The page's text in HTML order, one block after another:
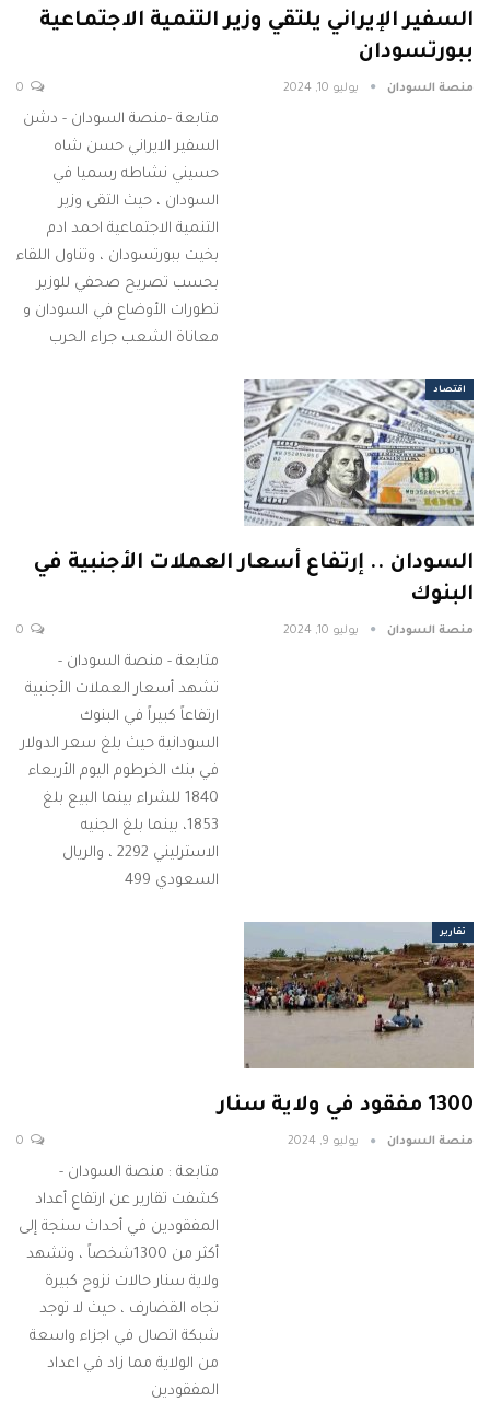
السفير الإيراني يلتقي وزير التنمية الاجتماعية
ببورتسودان
منصة السودان يوليو 10, 2024
متابعة -منصة السودان - دشن
السفير الايراني حسن شاه
حسيني نشاطه رسميا في
السودان ، حيث التقى وزير
التنمية الاجتماعية احمد ادم
بخيت ببورتسودان ، وتناول اللقاء
بحسب تصريح صحفي للوزير
تطورات الأوضاع في السودان و
معاناة الشعب جراء الحرب
اقتصاد
السودان .. إرتفاع أسعار العملات الأجنبية في
البنوك
منصة السودان يوليو 10, 2024
متابعة - منصة السودان -
تشهد أسعار العملات الأجنبية
ارتفاعاً كبيراً في البنوك
السودانية حيث بلغ سعر الدولار
في بنك الخرطوم اليوم الأربعاء
1840 للشراء بينما البيع بلغ
1853، بينما بلغ الجنيه
الاسترليني 2292 ، والريال
السعودي 499
تقارير
1300 مفقود في ولاية سنار
منصة السودان يوليو 9, 2024
متابعة : منصة السودان -
كشفت تقارير عن ارتفاع أعداد
المفقودين في أحداث سنجة إلى
أكثر من 1300شخصاً ، وتشهد
ولاية سنار حالات نزوح كبيرة
تجاه القضارف ، حيث لا توجد
شبكة اتصال في اجزاء واسعة
من الولاية مما زاد في اعداد
المفقودين